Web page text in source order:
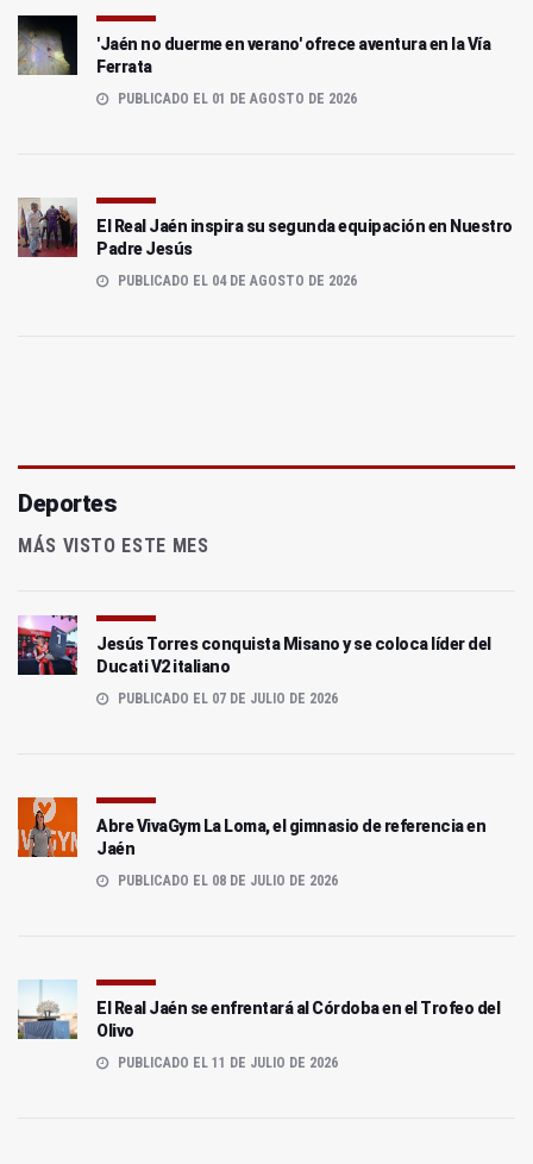
'Jaén no duerme en verano' ofrece aventura en la Vía
Ferrata
PUBLICADO EL 01 DE AGOSTO DE 2026
El Real Jaén inspira su segunda equipación en Nuestro
Padre Jesús
PUBLICADO EL 04 DE AGOSTO DE 2026
Deportes
MÁS VISTO ESTE MES
Jesús Torres conquista Misano y se coloca líder del
Ducati V2 italiano
PUBLICADO EL 07 DE JULIO DE 2026
Abre VivaGym La Loma, el gimnasio de referencia en
Jaén
PUBLICADO EL 08 DE JULIO DE 2026
El Real Jaén se enfrentará al Córdoba en el Trofeo del
Olivo
PUBLICADO EL 11 DE JULIO DE 2026